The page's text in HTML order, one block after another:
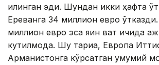
қилинган эди. Шундан икки ҳафта
Ереванга 34 миллион евро
миллион евро эса яқин вақт ичида
кутилмоқда. Шу тариқа, Европа
Арманистонга кўрсатган умумий